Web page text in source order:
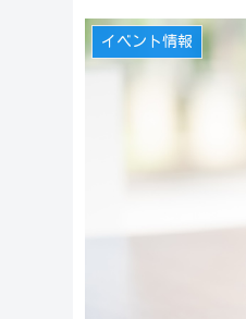
イベント情報